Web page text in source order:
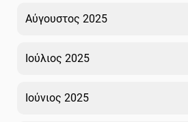
Αύγουστος 2025
Ιούλιος 2025
Ιούνιος 2025